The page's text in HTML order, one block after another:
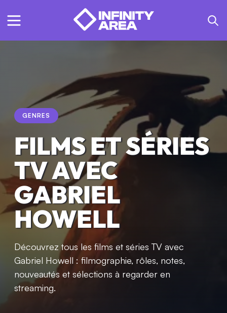
GENRES
FILMS ET SÉRIES
TV AVEC
GABRIEL
HOWELL
Découvrez tous les films et séries TV avec
Gabriel Howell : filmographie, rôles, notes,
nouveautés et sélections à regarder en
streaming.